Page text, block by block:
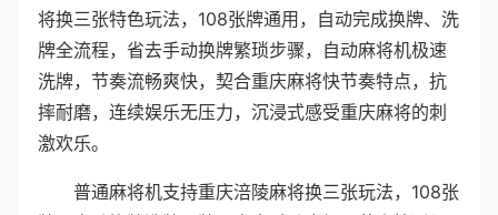
将换三张特色玩法，108张牌通用，自动完成换牌、洗
牌全流程，省去手动换牌繁琐步骤，自动麻将机极速
洗牌，节奏流畅爽快，契合重庆麻将快节奏特点，抗
摔耐磨，连续娱乐无压力，沉浸式感受重庆麻将的刺
激欢乐。
普通麻将机支持重庆涪陵麻将换三张玩法，108张